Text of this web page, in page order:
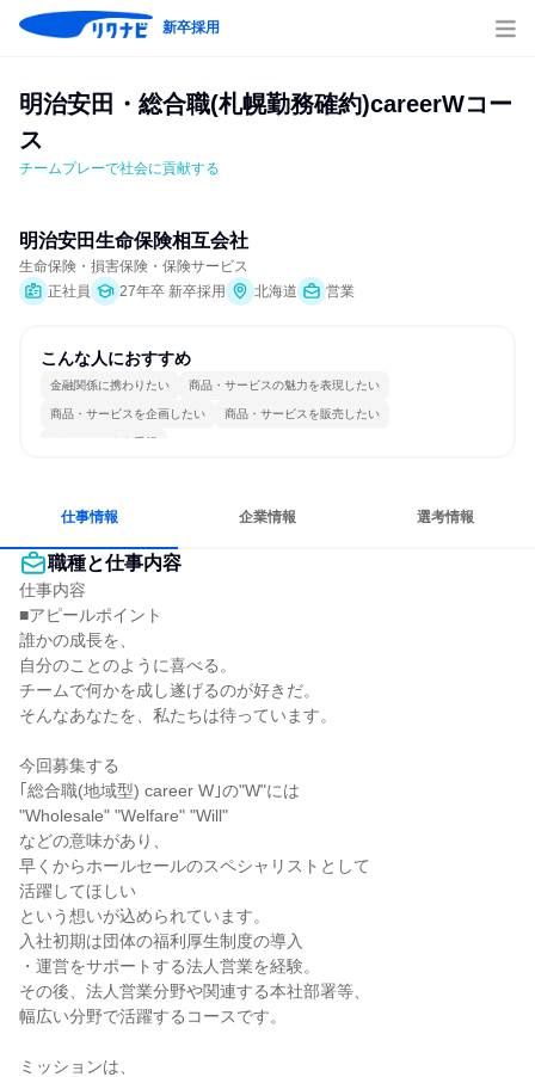
新卒採用
明治安田・総合職(札幌勤務確約)careerWコー
ス
チームプレーで社会に貢献する
明治安田生命保険相互会社
生命保険・損害保険・保険サービス
正社員
27年卒 新卒採用 北海道 営業
こんな人におすすめ
金融関係に携わりたい 商品・サービスの魅力を表現したい
商品・サービスを企画したい 商品・サービスを販売したい
チームワークを重視
仕事情報 企業情報 選考情報
職種と仕事内容
仕事内容
■アピールポイント
誰かの成長を、
自分のことのように喜べる。
チームで何かを成し遂げるのが好きだ。
そんなあなたを、私たちは待っています。
今回募集する
｢総合職(地域型) career W｣の"W"には
"Wholesale" "Welfare" "Will"
などの意味があり、
早くからホールセールのスペシャリストとして
活躍してほしい
という想いが込められています。
入社初期は団体の福利厚生制度の導入
・運営をサポートする法人営業を経験。
その後、法人営業分野や関連する本社部署等、
幅広い分野で活躍するコースです。
ミッションは、